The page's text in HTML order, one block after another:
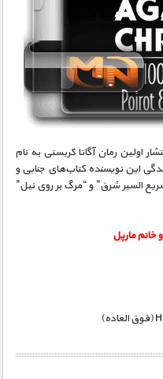
اولین رمان آگاتا کریستی به نام
زندگی این نویسنده کتاب‌های جنایی و
السیر شرق” و “مرگ بر روی نیل”
خانم مارپل